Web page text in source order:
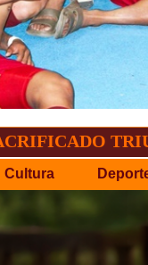
TRIUNFO DE
Cultura